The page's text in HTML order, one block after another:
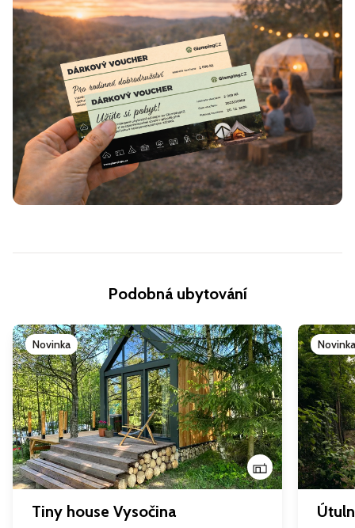
Podobná ubytování
Novinka
Tiny house Vysočina
Novinka